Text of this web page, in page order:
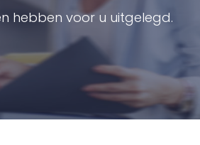
hebben voor u uitgelegd.